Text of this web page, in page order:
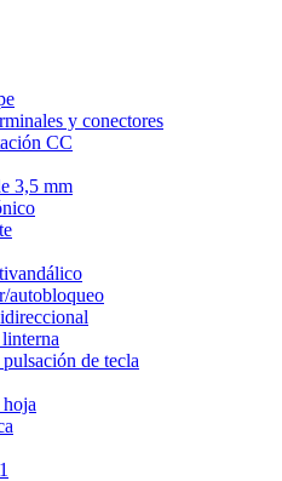
y conectores
CC
3,5 mm
autobloqueo
de tecla